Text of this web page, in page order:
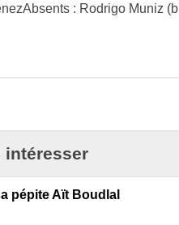
: Rodrigo Muniz
intéresser
pépite Aït Boudlal